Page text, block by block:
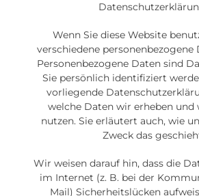
Wenn Sie diese Website
verschiedene personenbezogene
Personenbezogene Daten sind
Sie persönlich identifiziert
vorliegende
welche Daten wir erheben und
nutzen. Sie erläutert auch, wie
Zweck das
Wir weisen darauf hin, dass die
im Internet (z. B. bei der
Mail) Sicherheitslücken